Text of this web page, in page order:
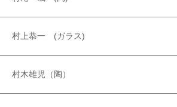
村上恭一 (ガラス)
村木雄児（陶）